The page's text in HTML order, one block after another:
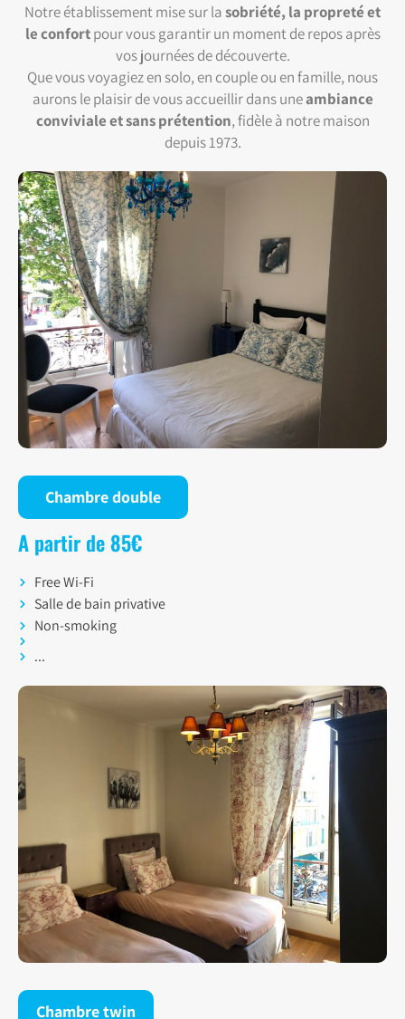
Notre établissement mise sur lasobriété, la propreté et
le confortpour vous garantir un moment de repos après
vos journées de découverte.
Que vous voyagiez en solo, en couple ou en famille, nous
aurons le plaisir de vous accueillir dans uneambiance
conviviale et sans prétention, fidèle à notre maison
depuis 1973.
Chambre double
A partir de 85€
Free Wi-Fi
Salle de bain privative
Non-smoking
...
Chambre twin